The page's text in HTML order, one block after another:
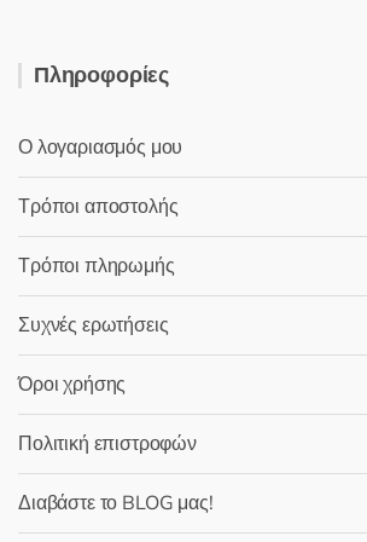
Πληροφορίες
Ο λογαριασμός μου
Τρόποι αποστολής
Τρόποι πληρωμής
Συχνές ερωτήσεις
Όροι χρήσης
Πολιτική επιστροφών
Διαβάστε το BLOG μας!